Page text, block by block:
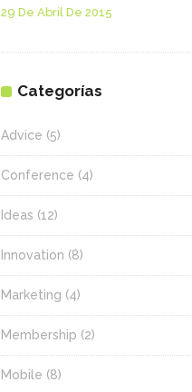
29 De Abril De 2015
Categorías
Advice (5)
Conference (4)
Ideas (12)
Innovation (8)
Marketing (4)
Membership (2)
Mobile (8)